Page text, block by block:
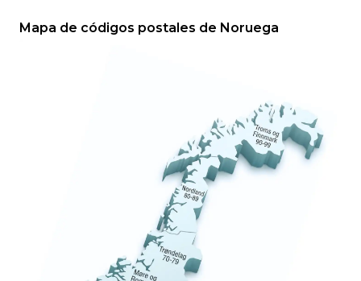
Mapa de códigos postales de Noruega